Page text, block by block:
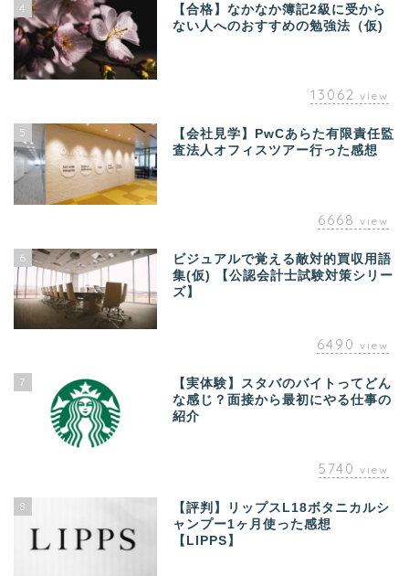
4
【合格】なかなか簿記2級に受から
ない人へのおすすめの勉強法（仮)
13062 view
5
【会社見学】PwCあらた有限責任監
査法人オフィスツアー行った感想
6668 view
6
ビジュアルで覚える敵対的買収用語
集(仮) 【公認会計士試験対策シリー
ズ】
6490 view
7
【実体験】スタバのバイトってどん
な感じ？面接から最初にやる仕事の
紹介
5740 view
8
【評判】リップスL18ボタニカルシ
ャンプー1ヶ月使った感想
【LIPPS】